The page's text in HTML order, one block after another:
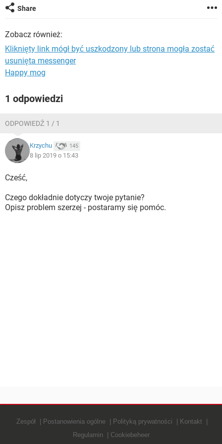
WINDOWS 10
Share
Zobacz również:
Kliknięty link mógł być uszkodzony lub strona mogła zostać
usunięta messenger
Happy mog
1 odpowiedzi
ODPOWIEDŹ 1 / 1
Krzychu 145
8 lip 2019 o 15:43
Cześć,
Czego dokładnie dotyczy twoje pytanie?
Opisz problem szerzej - postaramy się pomóc.
Zespół Postanowienia ogólne Polityką prywatności
Kontakt
Regulamin
Cookiebeheer